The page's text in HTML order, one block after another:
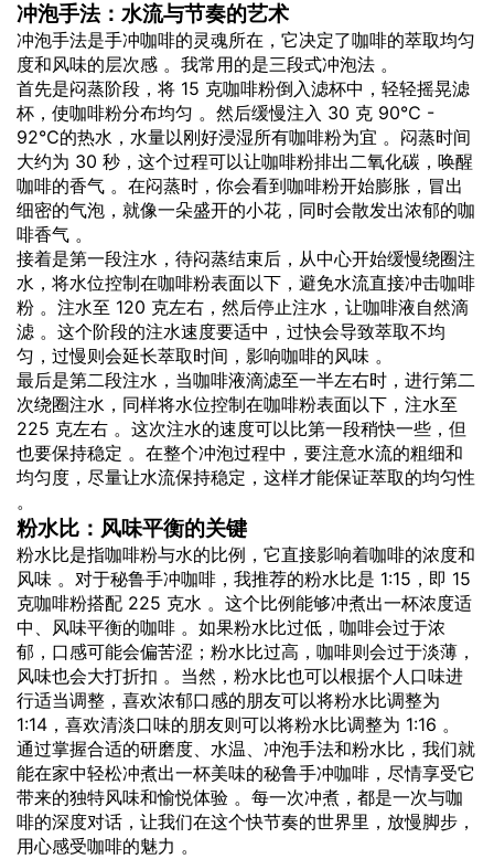
冲泡手法：水流与节奏的艺术
冲泡手法是手冲咖啡的灵魂所在，它决定了咖啡的萃取均匀
度和风味的层次感 。我常用的是三段式冲泡法 。
首先是闷蒸阶段，将 15 克咖啡粉倒入滤杯中，轻轻摇晃滤
杯，使咖啡粉分布均匀 。然后缓慢注入 30 克 90℃ -
92℃的热水，水量以刚好浸湿所有咖啡粉为宜 。闷蒸时间
大约为 30 秒，这个过程可以让咖啡粉排出二氧化碳，唤醒
咖啡的香气 。在闷蒸时，你会看到咖啡粉开始膨胀，冒出
细密的气泡，就像一朵盛开的小花，同时会散发出浓郁的咖
啡香气 。
接着是第一段注水，待闷蒸结束后，从中心开始缓慢绕圈注
水，将水位控制在咖啡粉表面以下，避免水流直接冲击咖啡
粉 。注水至 120 克左右，然后停止注水，让咖啡液自然滴
滤 。这个阶段的注水速度要适中，过快会导致萃取不均
匀，过慢则会延长萃取时间，影响咖啡的风味 。
最后是第二段注水，当咖啡液滴滤至一半左右时，进行第二
次绕圈注水，同样将水位控制在咖啡粉表面以下，注水至
225 克左右 。这次注水的速度可以比第一段稍快一些，但
也要保持稳定 。在整个冲泡过程中，要注意水流的粗细和
均匀度，尽量让水流保持稳定，这样才能保证萃取的均匀性
。
粉水比：风味平衡的关键
粉水比是指咖啡粉与水的比例，它直接影响着咖啡的浓度和
风味 。对于秘鲁手冲咖啡，我推荐的粉水比是 1:15，即 15
克咖啡粉搭配 225 克水 。这个比例能够冲煮出一杯浓度适
中、风味平衡的咖啡 。如果粉水比过低，咖啡会过于浓
郁，口感可能会偏苦涩；粉水比过高，咖啡则会过于淡薄，
风味也会大打折扣 。当然，粉水比也可以根据个人口味进
行适当调整，喜欢浓郁口感的朋友可以将粉水比调整为
1:14，喜欢清淡口味的朋友则可以将粉水比调整为 1:16 。
通过掌握合适的研磨度、水温、冲泡手法和粉水比，我们就
能在家中轻松冲煮出一杯美味的秘鲁手冲咖啡，尽情享受它
带来的独特风味和愉悦体验 。每一次冲煮，都是一次与咖
啡的深度对话，让我们在这个快节奏的世界里，放慢脚步，
用心感受咖啡的魅力 。